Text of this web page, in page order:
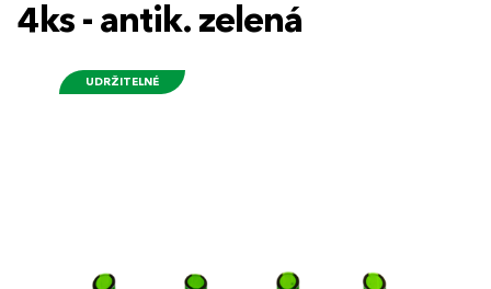
4ks - antik. zelená
UDRŽITELNÉ